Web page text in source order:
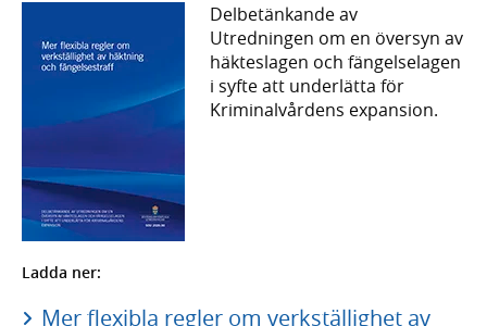
Delbetänkande av
Utredningen om en översyn av
häkteslagen och fängelselagen
i syfte att underlätta för
Kriminalvårdens expansion.
Ladda ner:
Mer flexibla regler om verkställighet av